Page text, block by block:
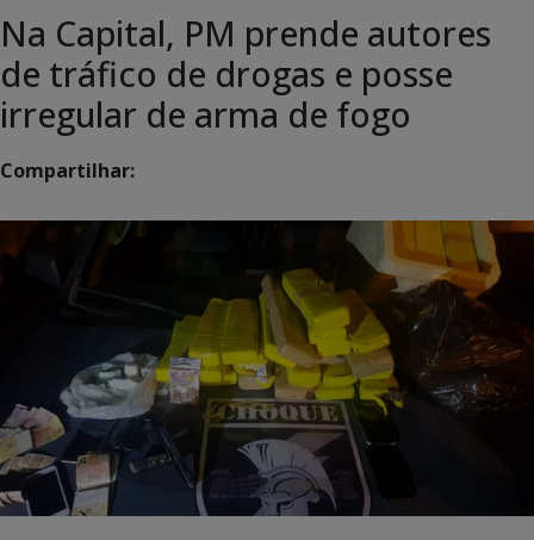
Na Capital, PM prende autores
de tráfico de drogas e posse
irregular de arma de fogo
Compartilhar: